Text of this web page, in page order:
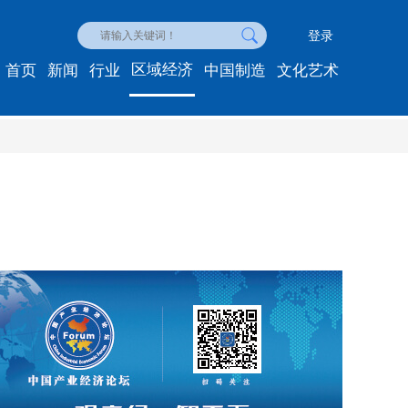
登录
首页 新闻 行业 区域经济 中国制造 文化艺术